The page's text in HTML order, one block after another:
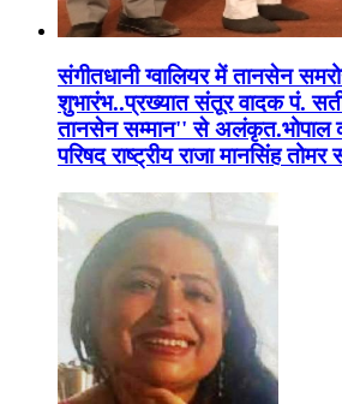
संगीतधानी ग्वालियर में तानसेन
शुभारंभ..प्रख्यात संतूर वादक पं.
तानसेन सम्मान'' से अलंकृत.भोपाल
परिषद राष्ट्रीय राजा मानसिंह